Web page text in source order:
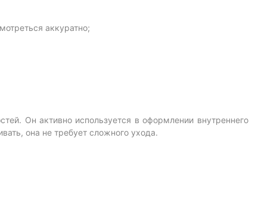
аккуратно;
Он активно используется в оформлении внутреннего
она не требует сложного ухода.